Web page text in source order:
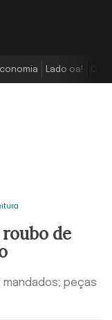
Lado oa!
roubo de
mandados; peças